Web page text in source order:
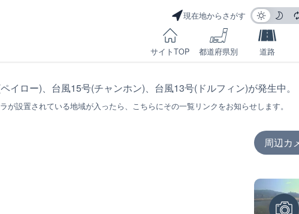
現在地からさがす
サイトTOP 都道府県別 道路
イロー)、台風15号(チャンホン)、台風13号(ドルフィン)が発生中。
が設置されている地域が入ったら、こちらにその一覧リンクをお知らせします。
周辺カ